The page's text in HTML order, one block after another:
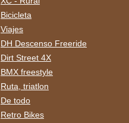
Bicicleta
Viajes
DH Descenso Freeride
Dirt Street 4X
BMX freestyle
Ruta, triatlon
De todo
Retro Bikes